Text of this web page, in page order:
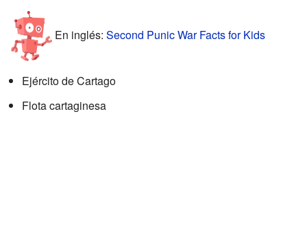
En inglés: Second Punic War Facts for Kids
Ejército de Cartago
Flota cartaginesa